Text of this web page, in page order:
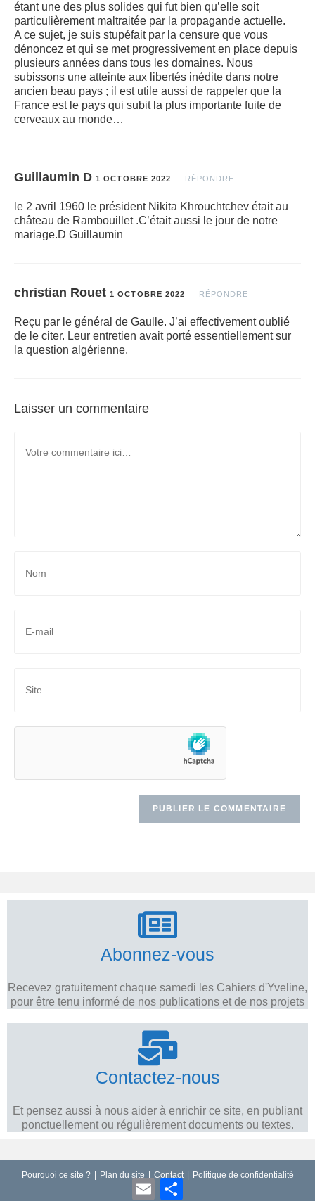
étant une des plus solides qui fut bien qu’elle soit
particulièrement maltraitée par la propagande actuelle.
A ce sujet, je suis stupéfait par la censure que vous
dénoncez et qui se met progressivement en place depuis
plusieurs années dans tous les domaines. Nous
subissons une atteinte aux libertés inédite dans notre
ancien beau pays ; il est utile aussi de rappeler que la
France est le pays qui subit la plus importante fuite de
cerveaux au monde…
Guillaumin D 1 OCTOBRE 2022 RÉPONDRE
le 2 avril 1960 le président Nikita Khrouchtchev était au
château de Rambouillet .C’était aussi le jour de notre
mariage.D Guillaumin
christian Rouet 1 OCTOBRE 2022 RÉPONDRE
Reçu par le général de Gaulle. J’ai effectivement oublié
de le citer. Leur entretien avait porté essentiellement sur
la question algérienne.
Laisser un commentaire
Abonnez-vous
Recevez gratuitement chaque samedi les Cahiers d'Yveline,
pour être tenu informé de nos publications et de nos projets
Contactez-nous
Et pensez aussi à nous aider à enrichir ce site, en publiant
ponctuellement ou régulièrement documents ou textes.
Pourquoi ce site ? Plan du site Contact Politique de confidentialité
E
P